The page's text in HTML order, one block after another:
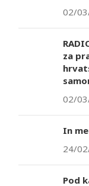
02/
za
02/
In
24/
Pod